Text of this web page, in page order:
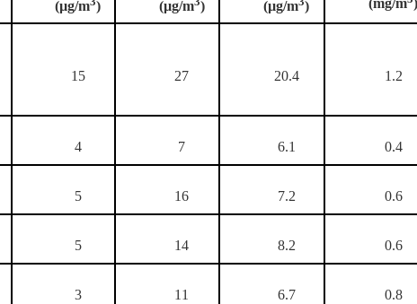
(µg/m ) (µg/m ) (µg/m )
15 27 20.4 1.2
4 7 6.1 0.4
5 16 7.2 0.6
5 14 8.2 0.6
3 11 6.7 0.8